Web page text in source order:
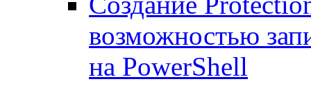
возможностью
на PowerShell